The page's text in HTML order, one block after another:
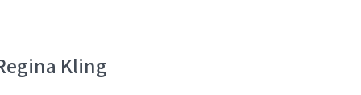
Kling